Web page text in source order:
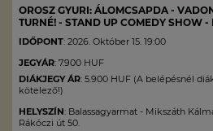
OROSZ GYURI: ÁLOMCSAPDA -
TURNÉ! - STAND UP COMEDY SHOW -
IDŐPONT: 2026. Október 15. 19:00
JEGYÁR: 7.900 HUF
DIÁKJEGY ÁR: 5.900 HUF (A belépésnél
kötelező!)
HELYSZÍN: Balassagyarmat - Mikszáth
Rákóczi út 50.